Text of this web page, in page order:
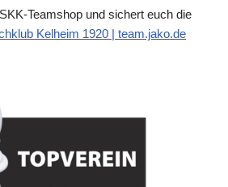
Teamshop und sichert euch die
Kelheim 1920 | team.jako.de